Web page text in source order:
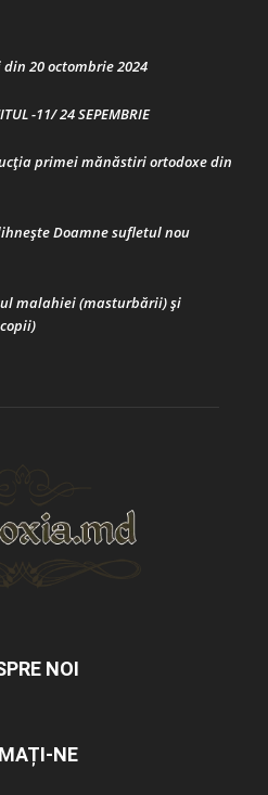
20 octombrie 2024
-11/ 24 SEPEMBRIE
primei mănăstiri ortodoxe din
Doamne sufletul nou
malahiei (masturbării) şi
NOI
NE